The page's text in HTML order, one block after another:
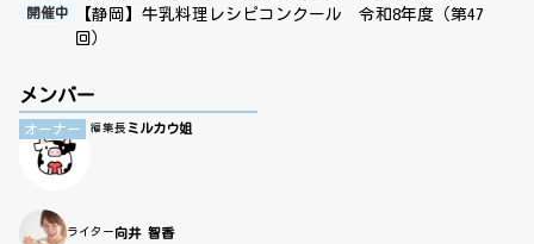
開催中
【静岡】牛乳料理レシピコンクール 令和8年度（第47
回）
メンバー
オーナー 編集長 ミルカウ姐
ライター 向井 智香